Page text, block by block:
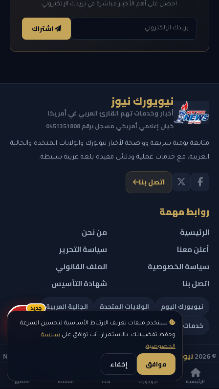
الرئيسية نيويورك بحث القائمة المظهر
نستخدم ملفات تعريف الارتباط الأساسية لتحسين السرعة
وحفظ تفضيلاتك. بالاستمرار، أنت توافق على سياسة
الخصوصية.
موافق إخفاء
احصل على أهم الأخبار مباشرة في بريدك الإلكتروني
اشتراك
نيويورك نيوز
أخبار وخدمات تهم القارئ العربي في أمريكا
كيان إعلامي أمريكي مسجل برقم 0451351808
متابعة يومية سريعة وواضحة لأخبار نيويورك والولايات المتحدة والجالية
العربية، مع خدمات عملية ودلائل مفيدة بلغة عربية بسيطة.
اتصل بنا
روابط مهمة
الرئيسية
من نحن
أعلن معنا
سياسة التحرير
سياسة الخصوصية
الملف القانوني
اتصل بنا
شهادة التأسيس
نيويورك اليوم الولايات المتحدة
الجالية العربية
خدمات تهمك
© 2026 نيويورك نيوز
— جميع الحقوق محفوظة — NEW YORK NEWS
IN ARABIC LLC — رقم التسجيل 0451351808
ريلز
جديد